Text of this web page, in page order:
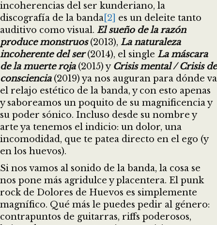
incoherencias del ser kunderiano, la
discografía de la banda [2]
es un deleite tanto
auditivo como visual. El sueño de la razón
produce monstruos(2013), La naturaleza
incoherente del ser(2014), el single La máscara
de la muerte roja(2015) y Crisis mental / Crisis de
consciencia(2019) ya nos auguran para dónde va
el relajo estético de la banda, y con esto apenas
y saboreamos un poquito de su magnificencia y
su poder sónico. Incluso desde su nombre y
arte ya tenemos el indicio: un dolor, una
incomodidad, que te patea directo en el ego (y
en los huevos).
Si nos vamos al sonido de la banda, la cosa se
nos pone más agridulce y placentera. El punk
rock de Dolores de Huevos es simplemente
magnífico. Qué más le puedes pedir al género:
contrapuntos de guitarras, riffs poderosos,